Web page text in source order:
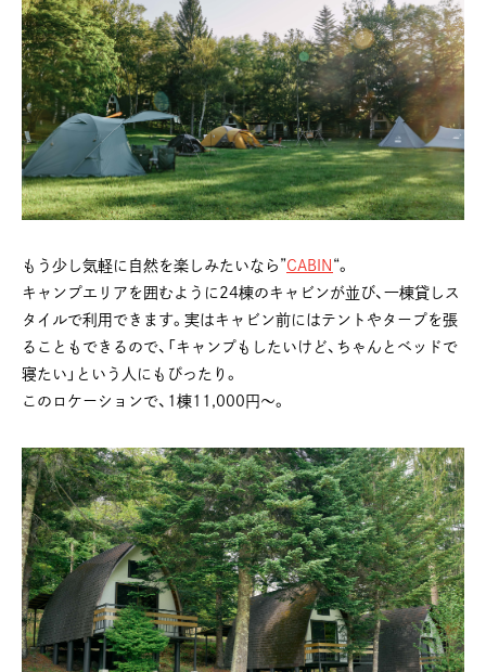
もう少し気軽に自然を楽しみたいなら”CABIN “。
キャンプエリアを囲むように24棟のキャビンが並び、一棟貸しス
タイルで利用できます。実はキャビン前にはテントやタープを張
ることもできるので、「キャンプもしたいけど、ちゃんとベッドで
寝たい」という人にもぴったり。
このロケーションで、1棟11,000円〜。